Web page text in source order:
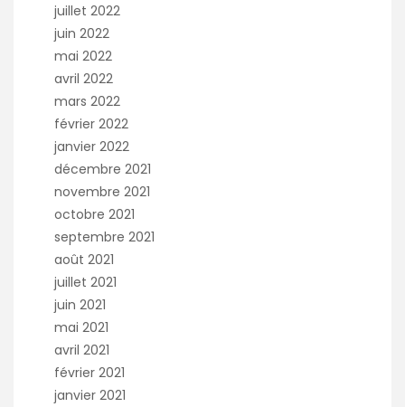
juillet 2022
juin 2022
mai 2022
avril 2022
mars 2022
février 2022
janvier 2022
décembre 2021
novembre 2021
octobre 2021
septembre 2021
août 2021
juillet 2021
juin 2021
mai 2021
avril 2021
février 2021
janvier 2021